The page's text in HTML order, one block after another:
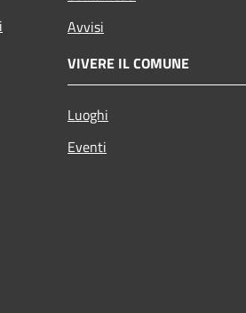
Avvisi
VIVERE IL COMUNE
Luoghi
Eventi